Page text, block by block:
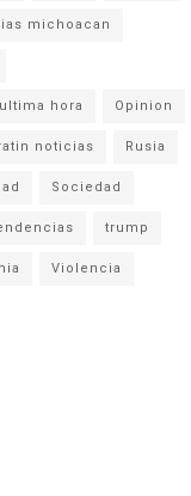
michoacan
hora Opinion
noticias Rusia
Sociedad
trump
Violencia